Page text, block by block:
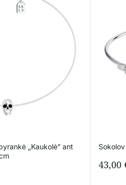
„Kaukolė” ant
43,00